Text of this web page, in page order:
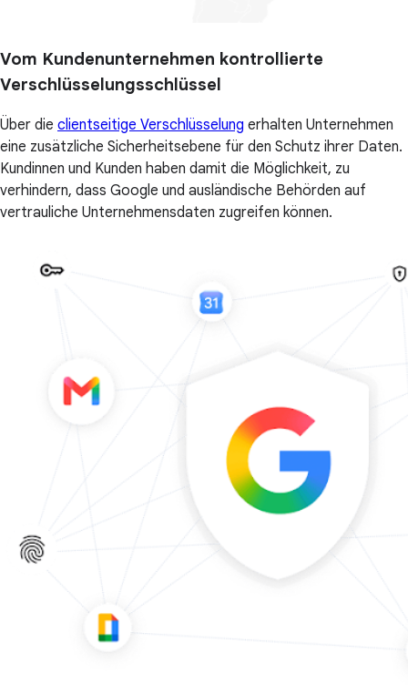
Vom Kundenunternehmen kontrollierte
Verschlüsselungsschlüssel
Über die clientseitige Verschlüsselung erhalten Unternehmen
eine zusätzliche Sicherheitsebene für den Schutz ihrer Daten.
Kundinnen und Kunden haben damit die Möglichkeit, zu
verhindern, dass Google und ausländische Behörden auf
vertrauliche Unternehmensdaten zugreifen können.